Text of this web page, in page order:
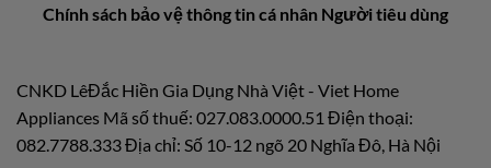
Chính sách bảo vệ thông tin cá nhân Người tiêu dùng
CNKD LêĐắc Hiền Gia Dụng Nhà Việt - Viet Home
Appliances Mã số thuế: 027.083.0000.51 Điện thoại:
082.7788.333 Địa chỉ: Số 10-12 ngõ 20 Nghĩa Đô, Hà Nội